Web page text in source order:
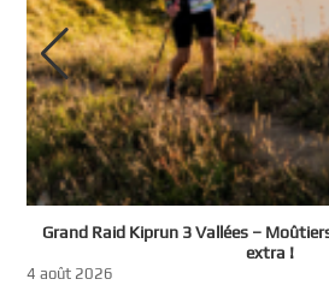
Grand Raid Kiprun 3 Vallées –
extra !
4 août 2026